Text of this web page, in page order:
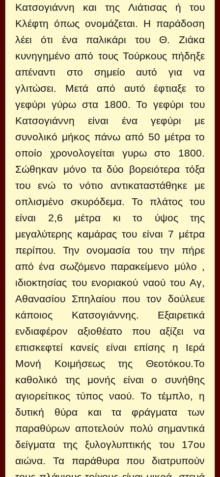
Κατσογιάννη και της Λιάτισας ή του
Κλέφτη όπως ονομάζεται. Η παράδοση
λέει ότι ένα παλικάρι του Θ. Ζιάκα
κυνηγημένο από τους Τούρκους πήδηξε
απέναντι στο σημείο αυτό για να
γλιτώσει. Μετά από αυτό έφτιαξε το
γεφύρι γύρω στα 1800. Το γεφύρι του
Κατσογιάννη είναι ένα γεφύρι με
συνολικό μήκος πάνω από 50 μέτρα το
οποίο χρονολογείται γυρω στο 1800.
Σώθηκαν μόνο τα δύο βορειότερα τόξα
του ενώ το νότιο αντικαταστάθηκε με
οπλισμένο σκυρόδεμα. Το πλάτος του
είναι 2,6 μέτρα κι το ύψος της
μεγαλύτερης καμάρας του είναι 7 μέτρα
περίπου. Την ονομασία του την πήρε
από ένα σωζόμενο παρακείμενο μύλο ,
ιδιοκτησίας του ενοριακού ναού του Αγ,
Αθανασίου Σπηλαίου που τον δούλευε
κάποιος Κατσογιάννης. Εξαιρετικά
ενδιαφέρον αξιοθέατο που αξίζει να
επισκεφτεί κανείς είναι επίσης η Ιερά
Μονή Κοιμήσεως της Θεοτόκου.Το
καθολικό της μονής είναι ο συνήθης
αγιορείτικος τύπος ναού. Το τέμπλο, η
δυτική θύρα και τα φράγματα των
παραθύρων αποτελούν πολύ σημαντικά
δείγματα της ξυλογλυπτικής του 17ου
αιώνα. Τα παράθυρα που διατρυπούν